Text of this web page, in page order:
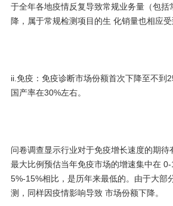
于全年各地疫情反复导致常规业务量（包括
降，属于常规检测项目的生 化销量也相应受
ii.免疫：免疫诊断市场份额首次下降至不到
国产率在30%左右。
问卷调查显示行业对于免疫增长速度的期待
最大比例预估当年免疫市场的增速集中在
5%-15%相比，是历年来最低的。由于大部
测，同样因疫情影响导致 市场份额下降。